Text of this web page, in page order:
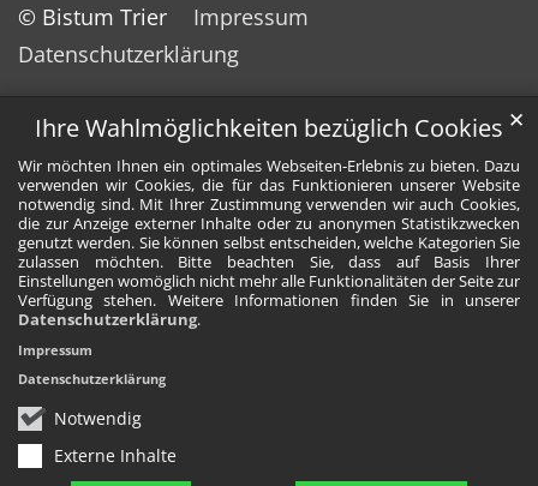
Ihre Wahlmöglichkeiten bezüglich Cookies
Wir möchten Ihnen ein optimales Webseiten-Erlebnis zu bieten. Dazu
verwenden wir Cookies, die für das Funktionieren unserer Website
notwendig sind. Mit Ihrer Zustimmung verwenden wir auch Cookies,
die zur Anzeige externer Inhalte oder zu anonymen Statistikzwecken
genutzt werden. Sie können selbst entscheiden, welche Kategorien Sie
zulassen möchten. Bitte beachten Sie, dass auf Basis Ihrer
Einstellungen womöglich nicht mehr alle Funktionalitäten der Seite zur
Verfügung stehen. Weitere Informationen finden Sie in unserer
Datenschutzerklärung.
Notwendig
Externe Inhalte
✕
Impressum
Datenschutzerklärung
© Bistum Trier
Impressum
Datenschutzerklärung